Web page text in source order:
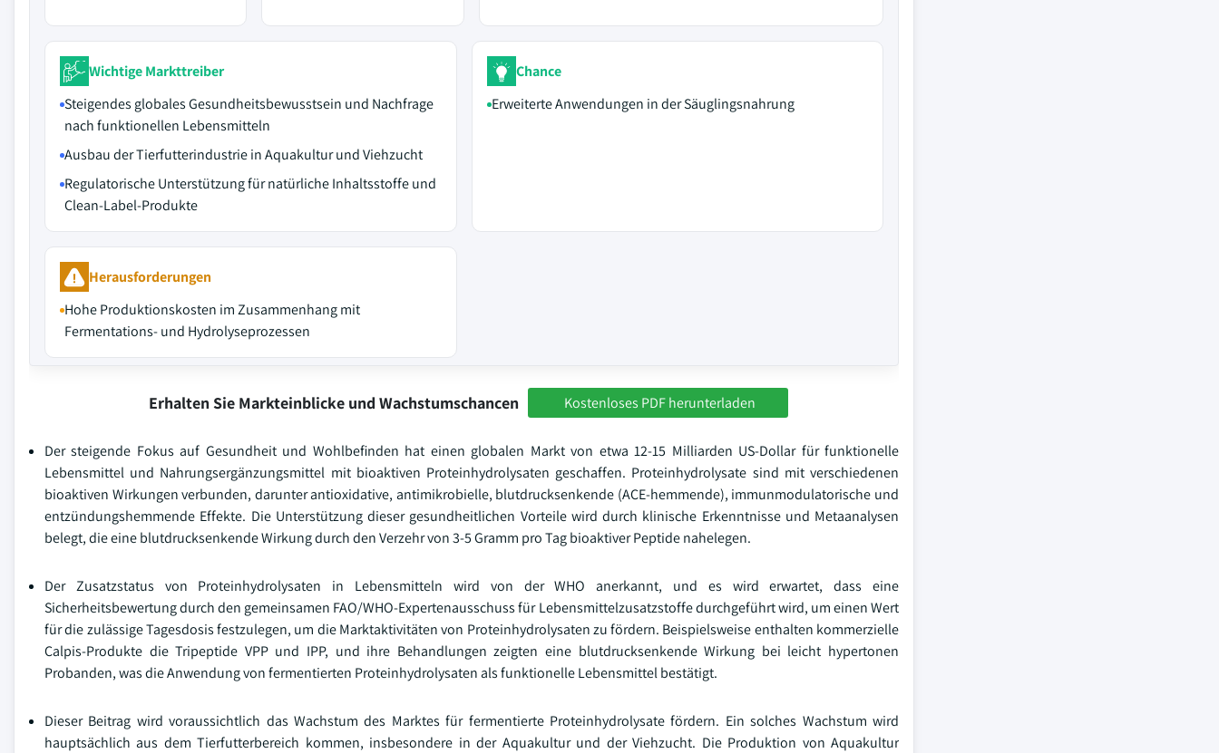
Wichtige Markttreiber
Steigendes globales Gesundheitsbewusstsein und Nachfrage
nach funktionellen Lebensmitteln
Ausbau der Tierfutterindustrie in Aquakultur und Viehzucht
Regulatorische Unterstützung für natürliche Inhaltsstoffe und
Clean-Label-Produkte
Chance
Erweiterte Anwendungen in der Säuglingsnahrung
Herausforderungen
Hohe Produktionskosten im Zusammenhang mit
Fermentations- und Hydrolyseprozessen
Erhalten Sie Markteinblicke und Wachstumschancen Kostenloses PDF herunterladen
Der steigende Fokus auf Gesundheit und Wohlbefinden hat einen globalen Markt von etwa 12-15 Milliarden US-Dollar für funktionelle
Lebensmittel und Nahrungsergänzungsmittel mit bioaktiven Proteinhydrolysaten geschaffen. Proteinhydrolysate sind mit verschiedenen
bioaktiven Wirkungen verbunden, darunter antioxidative, antimikrobielle, blutdrucksenkende (ACE-hemmende), immunmodulatorische und
entzündungshemmende Effekte. Die Unterstützung dieser gesundheitlichen Vorteile wird durch klinische Erkenntnisse und Metaanalysen
belegt, die eine blutdrucksenkende Wirkung durch den Verzehr von 3-5 Gramm pro Tag bioaktiver Peptide nahelegen.
Der Zusatzstatus von Proteinhydrolysaten in Lebensmitteln wird von der WHO anerkannt, und es wird erwartet, dass eine
Sicherheitsbewertung durch den gemeinsamen FAO/WHO-Expertenausschuss für Lebensmittelzusatzstoffe durchgeführt wird, um einen Wert
für die zulässige Tagesdosis festzulegen, um die Marktaktivitäten von Proteinhydrolysaten zu fördern. Beispielsweise enthalten kommerzielle
Calpis-Produkte die Tripeptide VPP und IPP, und ihre Behandlungen zeigten eine blutdrucksenkende Wirkung bei leicht hypertonen
Probanden, was die Anwendung von fermentierten Proteinhydrolysaten als funktionelle Lebensmittel bestätigt.
Dieser Beitrag wird voraussichtlich das Wachstum des Marktes für fermentierte Proteinhydrolysate fördern. Ein solches Wachstum wird
hauptsächlich aus dem Tierfutterbereich kommen, insbesondere in der Aquakultur und der Viehzucht. Die Produktion von Aquakultur